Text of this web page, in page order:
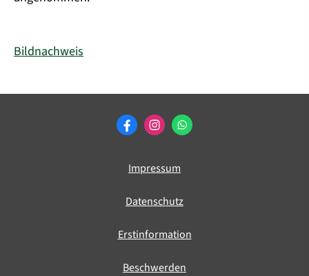
Bildnachweis
Impressum
Datenschutz
Erstinformation
Beschwerden